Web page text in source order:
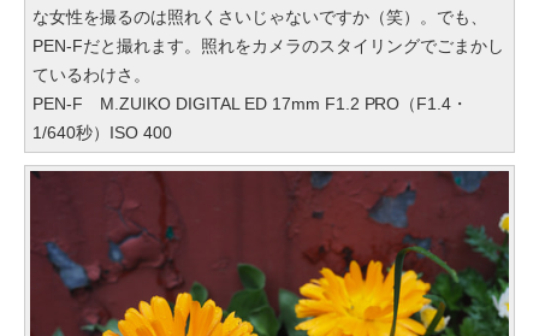
な女性を撮るのは照れくさいじゃないですか（笑）。でも、
PEN-Fだと撮れます。照れをカメラのスタイリングでごまかし
ているわけさ。
PEN-F M.ZUIKO DIGITAL ED 17mm F1.2 PRO（F1.4・
1/640秒）ISO 400